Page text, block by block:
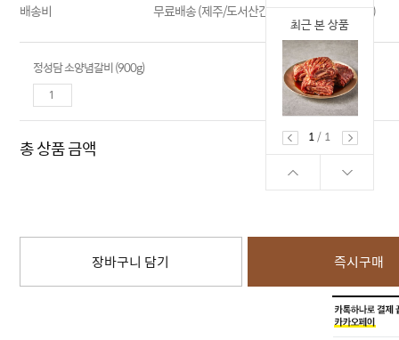
최근 본 상품
1
/ 1
배송비
무료배송 (제주/도서산간 지역 추가 배송비 부과)
정성담 소양념갈비 (900g)
총 상품 금액
장바구니 담기 즉시구매